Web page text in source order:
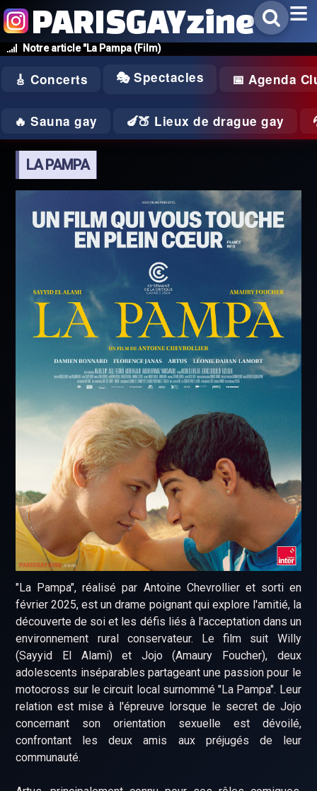
Notre article "La Pampa (Film)
PARISGAYzine
🎸 Concerts 🎭 Spectacles 📅 Agenda
🔥 Sauna gay 🍆🍑 Lieux de drague gay
LA PAMPA
​"La Pampa", réalisé par Antoine Chevrollier et sorti en
février 2025, est un drame poignant qui explore l'amitié, la
découverte de soi et les défis liés à l'acceptation dans un
environnement rural conservateur. Le film suit Willy
(Sayyid El Alami) et Jojo (Amaury Foucher), deux
adolescents inséparables partageant une passion pour le
motocross sur le circuit local surnommé "La Pampa". Leur
relation est mise à l'épreuve lorsque le secret de Jojo
concernant son orientation sexuelle est dévoilé,
confrontant les deux amis aux préjugés de leur
communauté. ​